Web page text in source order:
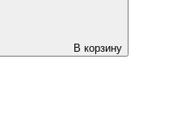
В корзину